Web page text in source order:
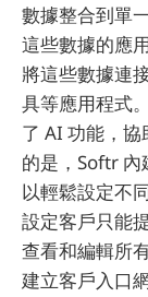
數據整合到單
這些數據的應
將這些數據連
具等應用程式
了 AI 功能，
的是，Softr
以輕鬆設定不
設定客戶只能
查看和編輯所
建立客戶入口